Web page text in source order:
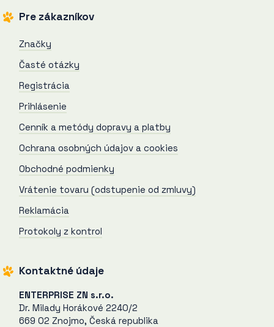
Pre zákazníkov
Značky
Časté otázky
Registrácia
Prihlásenie
Cenník a metódy dopravy a platby
Ochrana osobných údajov a cookies
Obchodné podmienky
Vrátenie tovaru (odstupenie od zmluvy)
Reklamácia
Protokoly z kontrol
Kontaktné údaje
ENTERPRISE ZN s.r.o.
Dr. Milady Horákové 2240/2
669 02 Znojmo, Česká republika